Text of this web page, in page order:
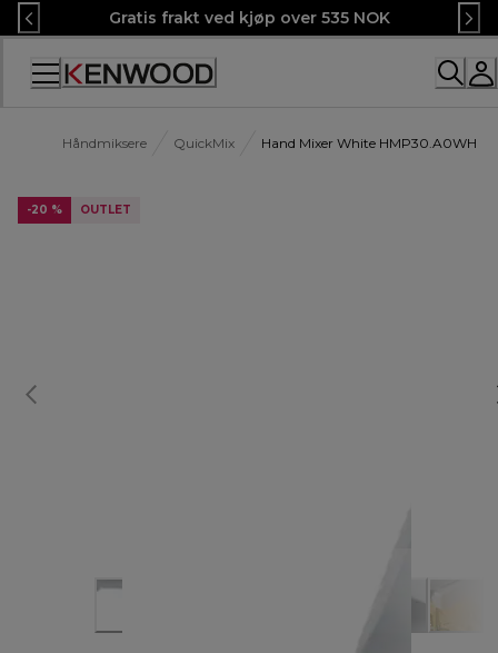
Skip
to
Content
Gratis frakt ved kjøp over 535 NOK
Håndmiksere QuickMix Hand Mixer White HMP30.A0WH
-20 % OUTLET